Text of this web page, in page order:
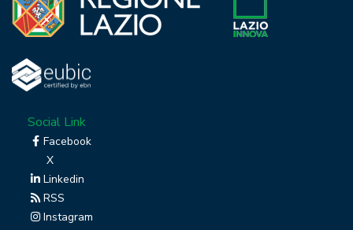
Social Link
Facebook
X
Linkedin
RSS
Instagram